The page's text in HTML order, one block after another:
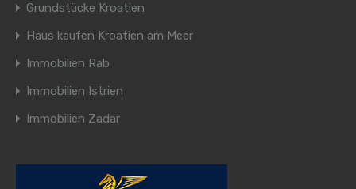
Grundstücke Kroatien
Haus kaufen Kroatien am Meer
Immobilien Rab
Immobilien Istrien
Immobilien Zadar